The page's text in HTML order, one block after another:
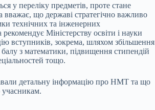
у переліку предметів, проте стане
що державі стратегічно важливо
технічних та інженерних
Міністерству освіти і науки
вступників, зокрема, шляхом збільшення
балу з математики, підвищення стипендій
тощо.
детальну інформацію про НМТ та що
учасникам.